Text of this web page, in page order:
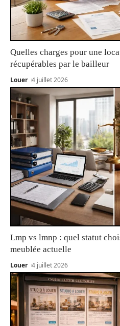
Quelles charges pour une
récupérables par le bailleur
Louer 4 juillet 2026
Lmp vs lmnp : quel statut
meublée actuelle
Louer 4 juillet 2026